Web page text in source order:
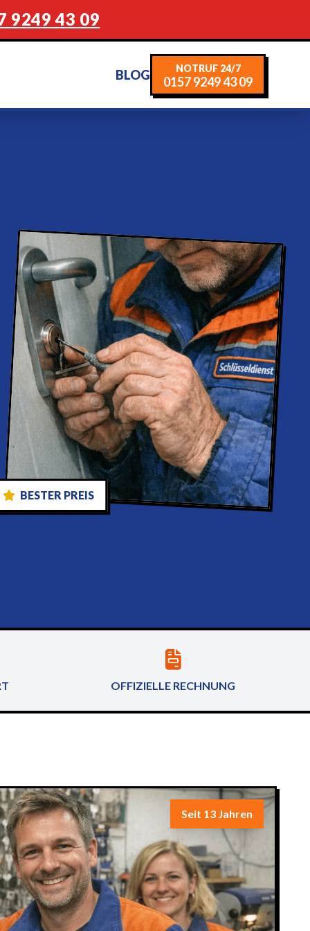
9249 43 09
BLOG NOTRUF 24/7
0157 9249 43 09
BESTER PREIS
OFFIZIELLE RECHNUNG
Seit 13 Jahren